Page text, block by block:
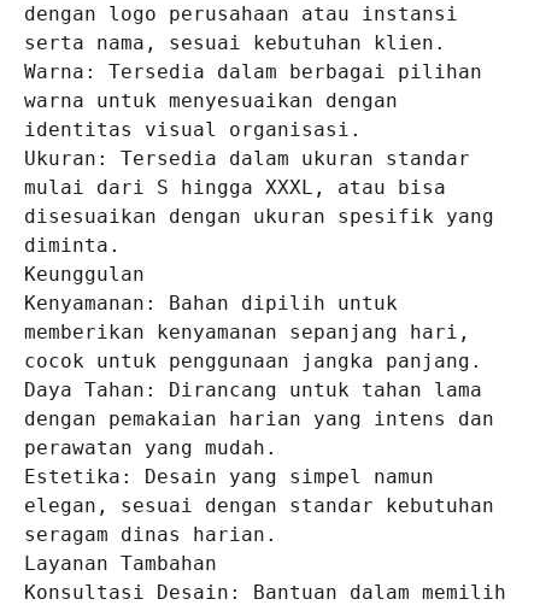
dengan logo perusahaan atau instansi
serta nama, sesuai kebutuhan klien.
Warna: Tersedia dalam berbagai pilihan
warna untuk menyesuaikan dengan
identitas visual organisasi.
Ukuran: Tersedia dalam ukuran standar
mulai dari S hingga XXXL, atau bisa
disesuaikan dengan ukuran spesifik yang
diminta.
Keunggulan
Kenyamanan: Bahan dipilih untuk
memberikan kenyamanan sepanjang hari,
cocok untuk penggunaan jangka panjang.
Daya Tahan: Dirancang untuk tahan lama
dengan pemakaian harian yang intens dan
perawatan yang mudah.
Estetika: Desain yang simpel namun
elegan, sesuai dengan standar kebutuhan
seragam dinas harian.
Layanan Tambahan
Konsultasi Desain: Bantuan dalam memilih